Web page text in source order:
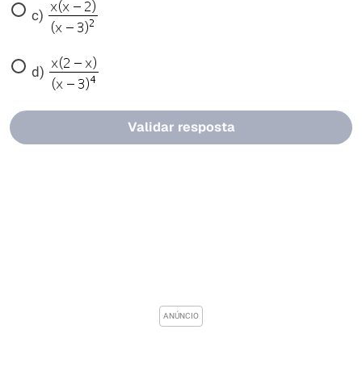
c)
d)
Validar resposta